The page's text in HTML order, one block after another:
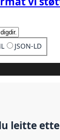
JSON-LD
leitte